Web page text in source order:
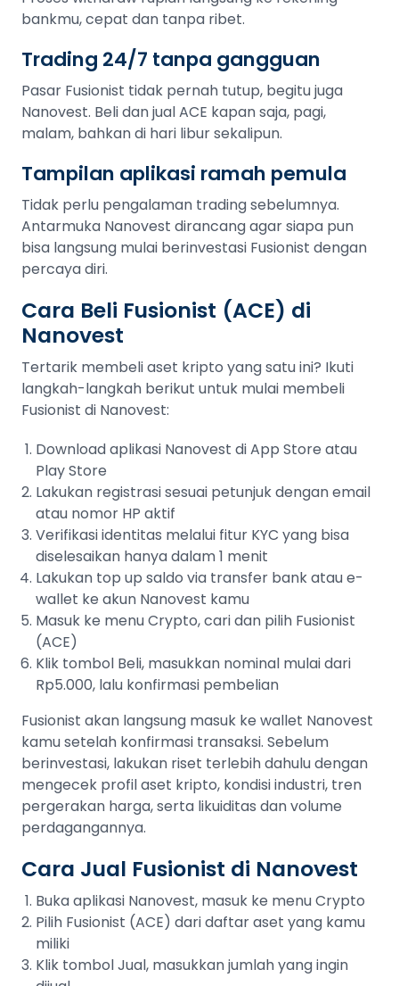
bankmu, cepat dan tanpa ribet.
Trading 24/7 tanpa gangguan
Pasar Fusionist tidak pernah tutup, begitu juga
Nanovest. Beli dan jual ACE kapan saja, pagi,
malam, bahkan di hari libur sekalipun.
Tampilan aplikasi ramah pemula
Tidak perlu pengalaman trading sebelumnya.
Antarmuka Nanovest dirancang agar siapa pun
bisa langsung mulai berinvestasi Fusionist dengan
percaya diri.
Cara Beli Fusionist (ACE) di
Nanovest
Tertarik membeli aset kripto yang satu ini? Ikuti
langkah-langkah berikut untuk mulai membeli
Fusionist di Nanovest:
Download aplikasi Nanovest di App Store atau
Play Store
Lakukan registrasi sesuai petunjuk dengan email
atau nomor HP aktif
Verifikasi identitas melalui fitur KYC yang bisa
diselesaikan hanya dalam 1 menit
Lakukan top up saldo via transfer bank atau e-
wallet ke akun Nanovest kamu
Masuk ke menu Crypto, cari dan pilih Fusionist
(ACE)
Klik tombol Beli, masukkan nominal mulai dari
Rp5.000, lalu konfirmasi pembelian
Fusionist akan langsung masuk ke wallet Nanovest
kamu setelah konfirmasi transaksi. Sebelum
berinvestasi, lakukan riset terlebih dahulu dengan
mengecek profil aset kripto, kondisi industri, tren
pergerakan harga, serta likuiditas dan volume
perdagangannya.
Cara Jual Fusionist di Nanovest
Buka aplikasi Nanovest, masuk ke menu Crypto
Pilih Fusionist (ACE) dari daftar aset yang kamu
miliki
Klik tombol Jual, masukkan jumlah yang ingin